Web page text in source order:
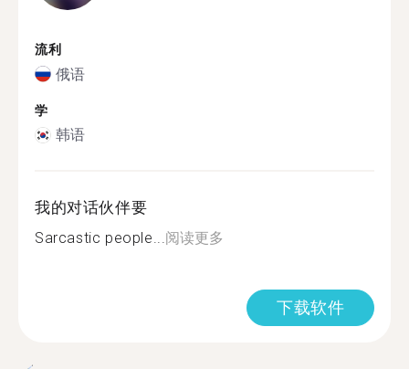
流利
俄语
学
韩语
我的对话伙伴要
Sarcastic people...阅读更多
下载软件